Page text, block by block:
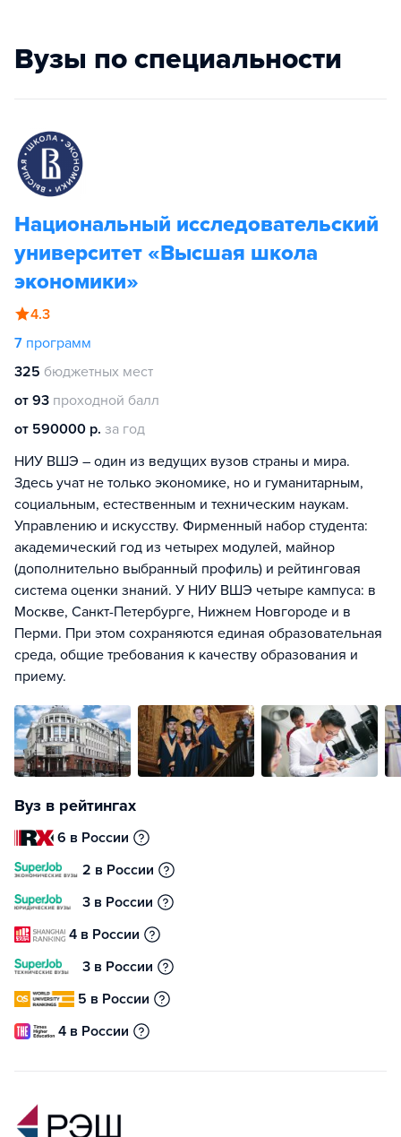
Вузы по специальности
Национальный исследовательский
университет «Высшая школа
экономики»
4.3
7 программ
325 бюджетных мест
от 93 проходной балл
от 590000 р. за год
НИУ ВШЭ – один из ведущих вузов страны и мира.
Здесь учат не только экономике, но и гуманитарным,
социальным, естественным и техническим наукам.
Управлению и искусству. Фирменный набор студента:
академический год из четырех модулей, майнор
(дополнительно выбранный профиль) и рейтинговая
система оценки знаний. У НИУ ВШЭ четыре кампуса: в
Москве, Санкт-Петербурге, Нижнем Новгороде и в
Перми. При этом сохраняются единая образовательная
среда, общие требования к качеству образования и
приему.
Вуз в рейтингах
6 в России
2 в России
3 в России
4 в России
3 в России
5 в России
4 в России